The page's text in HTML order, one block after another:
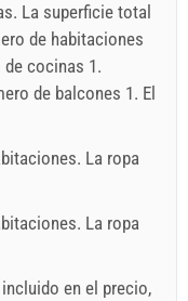
La superficie total
de habitaciones
de cocinas 1.
de balcones 1. El
La ropa
La ropa
en el precio,